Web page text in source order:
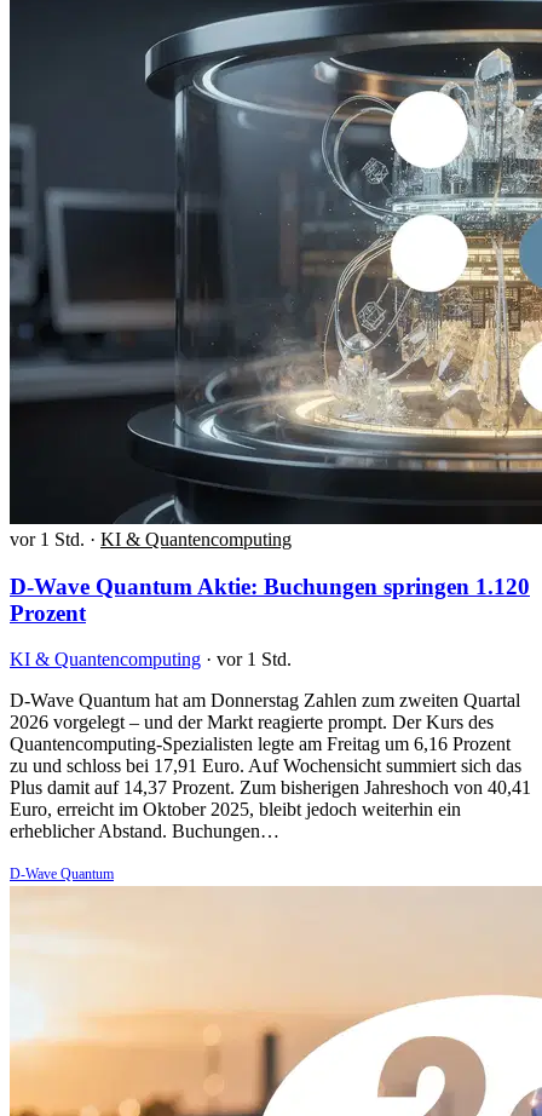
vor 1 Std. · KI & Quantencomputing
D-Wave Quantum Aktie: Buchungen springen 1.120
Prozent
KI & Quantencomputing · vor 1 Std.
D-Wave Quantum hat am Donnerstag Zahlen zum zweiten Quartal
2026 vorgelegt – und der Markt reagierte prompt. Der Kurs des
Quantencomputing-Spezialisten legte am Freitag um 6,16 Prozent
zu und schloss bei 17,91 Euro. Auf Wochensicht summiert sich das
Plus damit auf 14,37 Prozent. Zum bisherigen Jahreshoch von 40,41
Euro, erreicht im Oktober 2025, bleibt jedoch weiterhin ein
erheblicher Abstand. Buchungen…
D-Wave Quantum